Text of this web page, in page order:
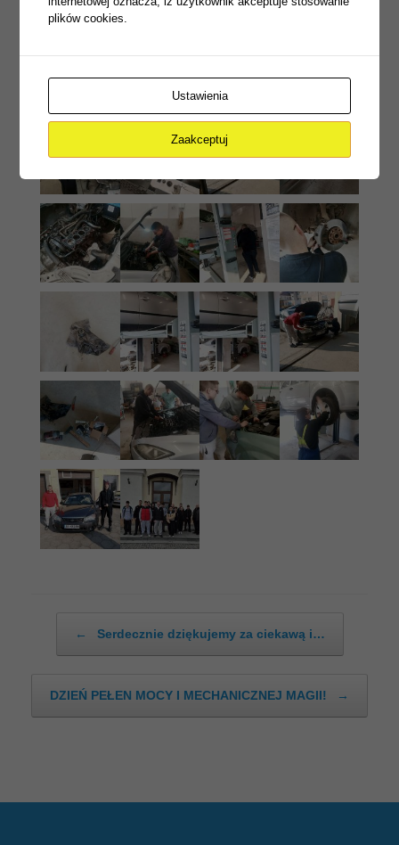
← Serdecznie dziękujemy za ciekawą i…
DZIEŃ PEŁEN MOCY I MECHANICZNEJ MAGII! →
plików cookies.
Ustawienia
Zaakceptuj